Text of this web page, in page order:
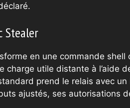
Stealer
en une commande
utile distante à l’aide
prend le relais avec
ajustés, ses autorisations